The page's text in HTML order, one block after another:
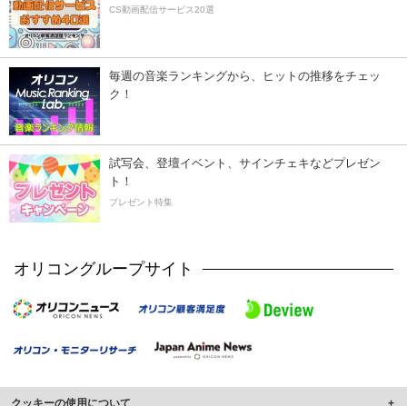
CS動画配信サービス20選
毎週の音楽ランキングから、ヒットの推移をチェッ
ク！
試写会、登壇イベント、サインチェキなどプレゼン
ト！
プレゼント特集
オリコングループサイト
クッキーの使用について